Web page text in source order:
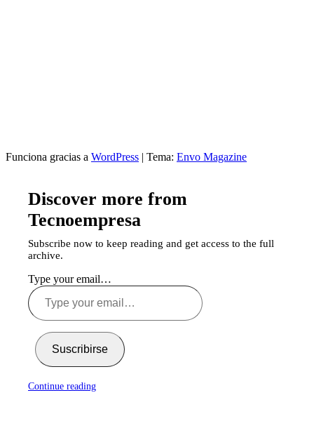
Funciona gracias a WordPress | Tema: Envo Magazine
Discover more from
Tecnoempresa
Subscribe now to keep reading and get access to the full
archive.
Type your email…
Suscribirse
Continue reading